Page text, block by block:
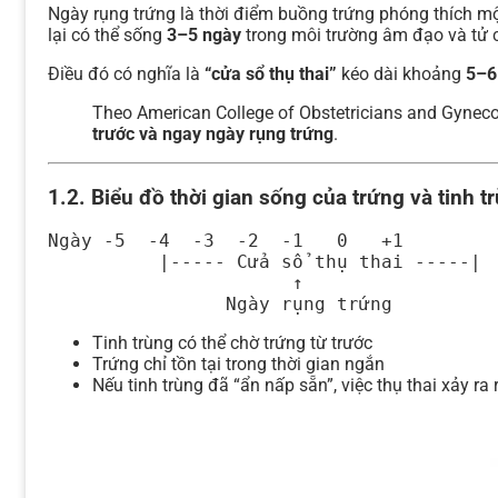
Ngày rụng trứng là thời điểm buồng trứng phóng thích
lại có thể sống 3–5 ngày trong môi trường âm đạo và tử
Điều đó có nghĩa là “cửa sổ thụ thai” kéo dài khoảng
Theo American College of Obstetricians and
trước và ngay ngày rụng trứng.
1.2. Biểu đồ thời gian sống của trứng và tinh
Ngày -5  -4  -3  -2  -1   0   +1
          |----- Cửa sổ thụ thai -----|
                      ↑
Tinh trùng có thể chờ trứng từ trước
Trứng chỉ tồn tại trong thời gian ngắn
Nếu tinh trùng đã “ẩn nấp sẵn”, việc thụ thai xảy ra